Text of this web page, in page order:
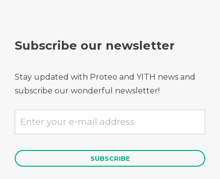
Subscribe our newsletter
Stay updated with Proteo and YITH news and
subscribe our wonderful newsletter!